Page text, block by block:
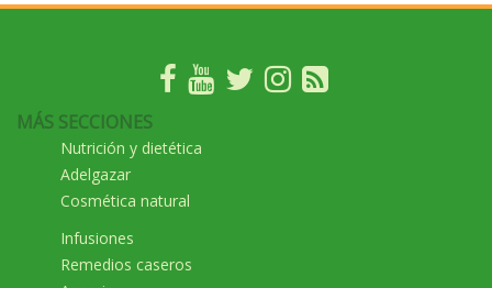
MÁS SECCIONES
Nutrición y dietética
Adelgazar
Cosmética natural
Infusiones
Remedios caseros